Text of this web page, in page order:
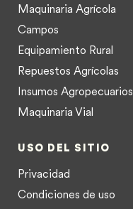
Maquinaria Agrícola
Campos
Equipamiento Rural
Repuestos Agrícolas
Insumos Agropecuarios
Maquinaria Vial
USO DEL SITIO
Privacidad
Condiciones de uso